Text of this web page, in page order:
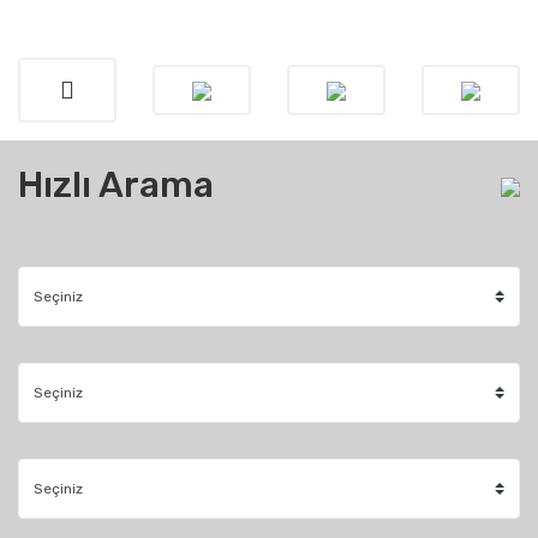
Hızlı Arama